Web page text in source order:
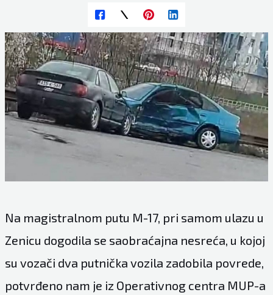
Na magistralnom putu M-17, pri samom ulazu u
Zenicu dogodila se saobraćajna nesreća, u kojoj
su vozači dva putnička vozila zadobila povrede,
potvrđeno nam je iz Operativnog centra MUP-a